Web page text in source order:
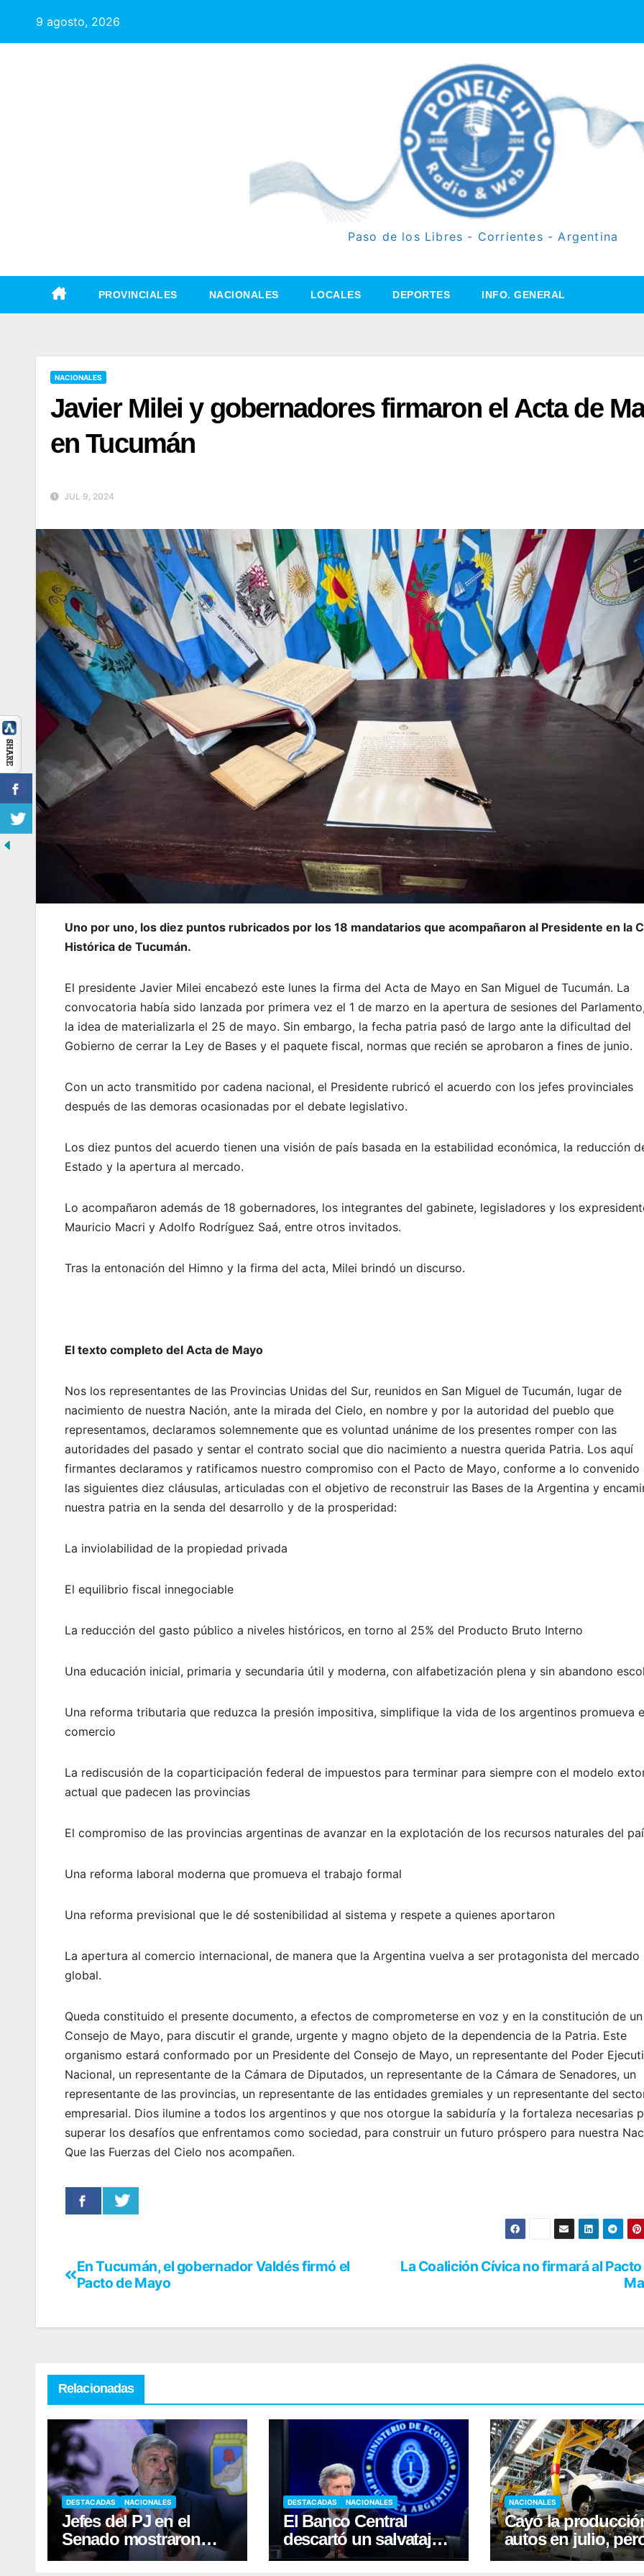
9 agosto, 2026
Paso de los Libres - Corrientes - Argentina
PROVINCIALES NACIONALES LOCALES DEPORTES INFO. GENERAL
NACIONALES
Javier Milei y gobernadores firmaron el Acta de
en Tucumán
JUL 9, 2024
Uno por uno, los diez puntos rubricados por los 18 mandatarios que acompañaron al Presidente en la
Histórica de Tucumán.
El presidente Javier Milei encabezó este lunes la firma del Acta de Mayo en San Miguel de Tucumán. La
convocatoria había sido lanzada por primera vez el 1 de marzo en la apertura de sesiones del
la idea de materializarla el 25 de mayo. Sin embargo, la fecha patria pasó de largo ante la dificultad del
Gobierno de cerrar la Ley de Bases y el paquete fiscal, normas que recién se aprobaron a fines de junio.
Con un acto transmitido por cadena nacional, el Presidente rubricó el acuerdo con los jefes provinciales
después de las demoras ocasionadas por el debate legislativo.
Los diez puntos del acuerdo tienen una visión de país basada en la estabilidad económica, la reducción
Estado y la apertura al mercado.
Lo acompañaron además de 18 gobernadores, los integrantes del gabinete, legisladores y los
Mauricio Macri y Adolfo Rodríguez Saá, entre otros invitados.
Tras la entonación del Himno y la firma del acta, Milei brindó un discurso.
El texto completo del Acta de Mayo
Nos los representantes de las Provincias Unidas del Sur, reunidos en San Miguel de Tucumán, lugar de
nacimiento de nuestra Nación, ante la mirada del Cielo, en nombre y por la autoridad del pueblo que
representamos, declaramos solemnemente que es voluntad unánime de los presentes romper con las
autoridades del pasado y sentar el contrato social que dio nacimiento a nuestra querida Patria. Los aquí
firmantes declaramos y ratificamos nuestro compromiso con el Pacto de Mayo, conforme a lo convenido
las siguientes diez cláusulas, articuladas con el objetivo de reconstruir las Bases de la Argentina y
nuestra patria en la senda del desarrollo y de la prosperidad:
La inviolabilidad de la propiedad privada
El equilibrio fiscal innegociable
La reducción del gasto público a niveles históricos, en torno al 25% del Producto Bruto Interno
Una educación inicial, primaria y secundaria útil y moderna, con alfabetización plena y sin abandono
Una reforma tributaria que reduzca la presión impositiva, simplifique la vida de los argentinos promueva
comercio
La rediscusión de la coparticipación federal de impuestos para terminar para siempre con el modelo
actual que padecen las provincias
El compromiso de las provincias argentinas de avanzar en la explotación de los recursos naturales del
Una reforma laboral moderna que promueva el trabajo formal
Una reforma previsional que le dé sostenibilidad al sistema y respete a quienes aportaron
La apertura al comercio internacional, de manera que la Argentina vuelva a ser protagonista del mercado
global.
Queda constituido el presente documento, a efectos de comprometerse en voz y en la constitución de un
Consejo de Mayo, para discutir el grande, urgente y magno objeto de la dependencia de la Patria. Este
organismo estará conformado por un Presidente del Consejo de Mayo, un representante del Poder
Nacional, un representante de la Cámara de Diputados, un representante de la Cámara de Senadores, un
representante de las provincias, un representante de las entidades gremiales y un representante del
empresarial. Dios ilumine a todos los argentinos y que nos otorgue la sabiduría y la fortaleza necesarias
superar los desafíos que enfrentamos como sociedad, para construir un futuro próspero para nuestra
Que las Fuerzas del Cielo nos acompañen.
La Coalición Cívica no firmará al
En Tucumán, el gobernador Valdés firmó el
Pacto de Mayo
Relacionadas
DESTACADAS NACIONALES
Jefes del PJ en el
Senado mostraron
hastío por la interna
DESTACADAS NACIONALES
El Banco Central
descartó un salvataje
estatal para morosos
NACIONALES
Cayó la
autos en julio,
crecieron las